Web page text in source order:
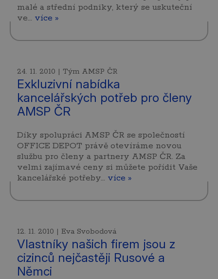
malé a střední podniky, který se uskuteční
ve… více »
24. 11. 2010 | Tým AMSP ČR
Exkluzivní nabídka
kancelářských potřeb pro členy
AMSP ČR
Díky spolupráci AMSP ČR se společností
OFFICE DEPOT právě otevíráme novou
službu pro členy a partnery AMSP ČR. Za
velmi zajímavé ceny si můžete pořídit Vaše
kancelářské potřeby… více »
12. 11. 2010 | Eva Svobodová
Vlastníky našich firem jsou z
cizinců nejčastěji Rusové a
Němci